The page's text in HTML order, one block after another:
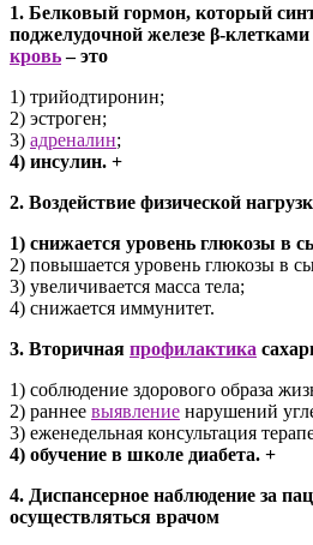
1. Белковый гормон, который
поджелудочной железе β-
кровь– это
1) трийодтиронин;
2) эстроген;
3) адреналин;
4) инсулин. +
2. Воздействие физической
1) снижается уровень глюкозы в
2) повышается уровень глюкозы в
3) увеличивается масса тела;
4) снижается иммунитет.
3. Вторичная профилактика
1) соблюдение здорового образа
2) раннее выявление нарушений
3) еженедельная консультация
4) обучение в школе диабета. +
4. Диспансерное наблюдение за
осуществляться врачом